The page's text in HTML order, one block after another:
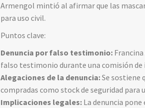
Armengol mintió al afirmar que las
para uso civil.
Puntos clave:
Denuncia por falso testimonio:
falso testimonio durante una comisión de
Alegaciones de la denuncia:Se sostiene
compradas como stock de seguridad para
Implicaciones legales: La denuncia